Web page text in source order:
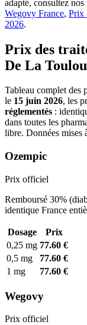
adapté, consultez
Wegovy France, Prix
2026.
Prix des
De La
Tableau complet des
le 15 juin 2026, les
réglementés :
dans toutes les
libre. Données mises
Ozempic
Prix officiel
Remboursé 30%
identique France
Dosage
Prix
0,25 mg 77.60 €
0,5 mg
77.60 €
1 mg
77.60 €
Wegovy
Prix officiel